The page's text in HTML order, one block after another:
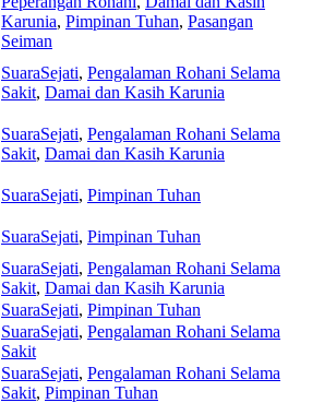
Karunia, Pimpinan Tuhan, Pasangan
Seiman
SuaraSejati, Pengalaman Rohani Selama
Sakit, Damai dan Kasih Karunia
SuaraSejati, Pengalaman Rohani Selama
Sakit, Damai dan Kasih Karunia
SuaraSejati, Pimpinan Tuhan
SuaraSejati, Pimpinan Tuhan
SuaraSejati, Pengalaman Rohani Selama
Sakit, Damai dan Kasih Karunia
SuaraSejati, Pimpinan Tuhan
SuaraSejati, Pengalaman Rohani Selama
Sakit
SuaraSejati, Pengalaman Rohani Selama
Sakit, Pimpinan Tuhan